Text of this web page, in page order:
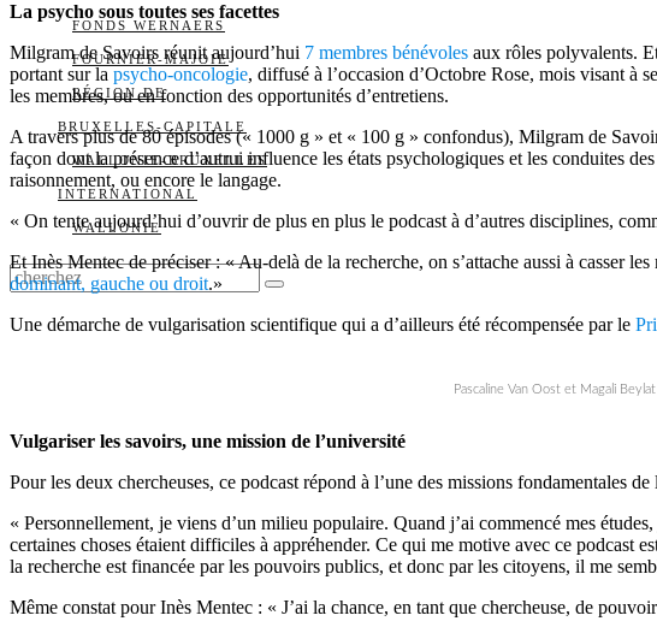
FONDS WERNAERS
FOURNIER-MAJOIE
RÉGION DE
BRUXELLES-CAPITALE
WALLONIE-BRUXELLES
INTERNATIONAL
WALLONIE
La psycho sous toutes ses facettes
Milgram de Savoirs réunit aujourd’hui 7 membres bénévoles aux rôles polyvalents.
portant sur la psycho-oncologie, diffusé à l’occasion d’Octobre Rose, mois visant à
les membres, ou en fonction des opportunités d’entretiens.
A travers plus de 80 épisodes (« 1000 g » et « 100 g » confondus), Milgram de
façon dont la présence d’autrui influence les états psychologiques et les conduites
raisonnement, ou encore le langage.
« On tente aujourd’hui d’ouvrir de plus en plus le podcast à d’autres disciplines,
Et Inès Mentec de préciser : « Au-delà de la recherche, on s’attache aussi à casser
dominant, gauche ou droit.»
Une démarche de vulgarisation scientifique qui a d’ailleurs été récompensée par le
Pascaline Van Oost et Magali
Vulgariser les savoirs, une mission de l’université
Pour les deux chercheuses, ce podcast répond à l’une des missions fondamentales
« Personnellement, je viens d’un milieu populaire. Quand j’ai commencé mes
certaines choses étaient difficiles à appréhender. Ce qui me motive avec ce podcast
la recherche est financée par les pouvoirs publics, et donc par les citoyens, il me
Même constat pour Inès Mentec : « J’ai la chance, en tant que chercheuse, de